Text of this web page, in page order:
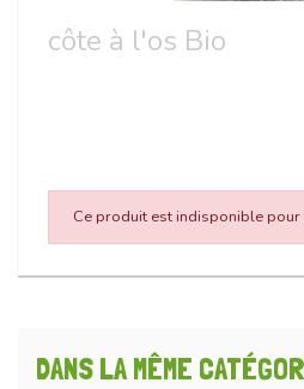
côte à l'os Bio
Ce produit est indisponible pour
DANS LA MÊME